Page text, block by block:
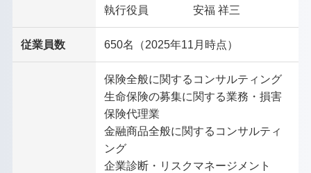
執行役員 安福 祥三
従業員数 650名（2025年11月時点）
保険全般に関するコンサルティング
生命保険の募集に関する業務・損害
保険代理業
金融商品全般に関するコンサルティ
ング
企業診断・リスクマネージメント